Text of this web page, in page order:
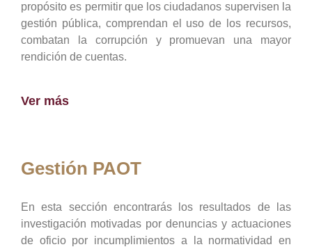
propósito es permitir que los ciudadanos supervisen la
gestión pública, comprendan el uso de los recursos,
combatan la corrupción y promuevan una mayor
rendición de cuentas.
Ver más
Gestión PAOT
En esta sección encontrarás los resultados de las
investigación motivadas por denuncias y actuaciones
de oficio por incumplimientos a la normatividad en